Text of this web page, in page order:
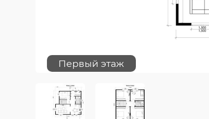
Первый этаж